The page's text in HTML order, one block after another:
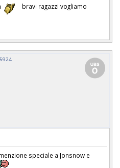
bravi ragazzi vogliamo
speciale a Jonsnow e